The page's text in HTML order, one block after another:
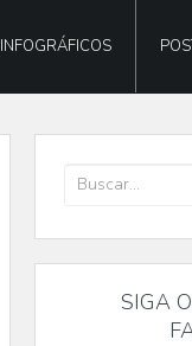
INFOGRÁFICOS
SIGA O